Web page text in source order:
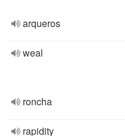
arqueros
weal
roncha
rapidity